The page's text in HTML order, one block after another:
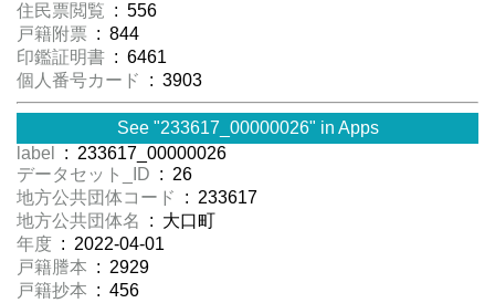
住民票閲覧 : 556
戸籍附票 : 844
印鑑証明書 : 6461
個人番号カード
: 3903
See "233617_00000026" in Apps
label
: 233617_00000026
データセット_ID : 26
地方公共団体コード
: 233617
地方公共団体名
: 大口町
年度 : 2022-04-01
戸籍謄本 : 2929
戸籍抄本 : 456